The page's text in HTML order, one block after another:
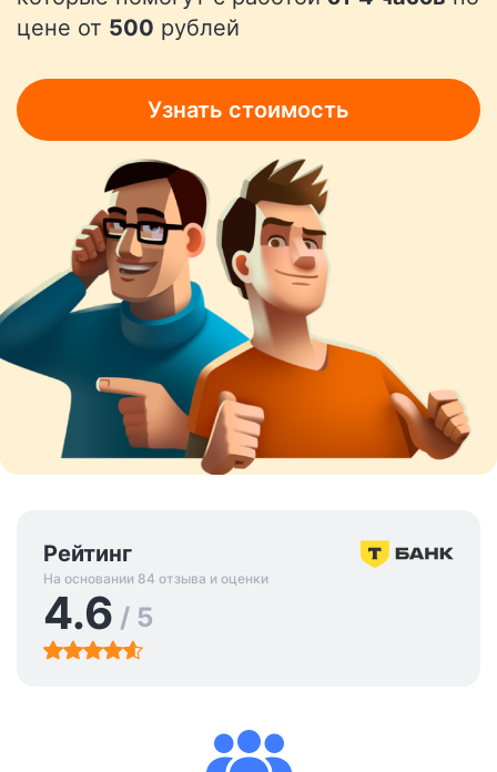
цене от 500 рублей
Узнать стоимость
Рейтинг
На основании 84 отзыва и оценки
4.6 / 5